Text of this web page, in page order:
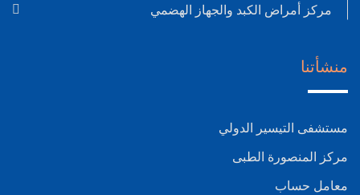
مركز أمراض الكبد والجهاز الهضمي
منشأتنا
مستشفى التيسير الدولي
مركز المنصورة الطبى
معامل حساب